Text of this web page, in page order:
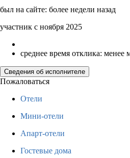
был на сайте: более недели назад
участник с ноября 2025
среднее время отклика: менее
Сведения об исполнителе
Пожаловаться
Отели
Мини-отели
Апарт-отели
Гостевые дома